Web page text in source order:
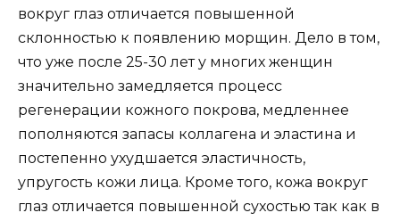
вокруг глаз отличается повышенной
склонностью к появлению морщин. Дело в том,
что уже после 25-30 лет у многих женщин
значительно замедляется процесс
регенерации кожного покрова, медленнее
пополняются запасы коллагена и эластина и
постепенно ухудшается эластичность,
упругость кожи лица. Кроме того, кожа вокруг
глаз отличается повышенной сухостью так как в